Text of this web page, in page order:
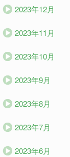
2023年12月
2023年11月
2023年10月
2023年9月
2023年8月
2023年7月
2023年6月